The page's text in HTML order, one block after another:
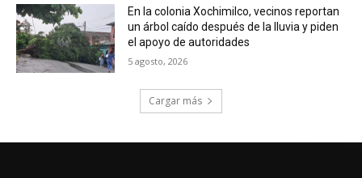
En la colonia Xochimilco, vecinos reportan
un árbol caído después de la lluvia y piden
el apoyo de autoridades
5 agosto, 2026
Cargar más